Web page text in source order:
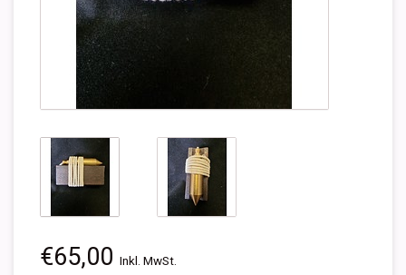
€65,00 Inkl. MwSt.